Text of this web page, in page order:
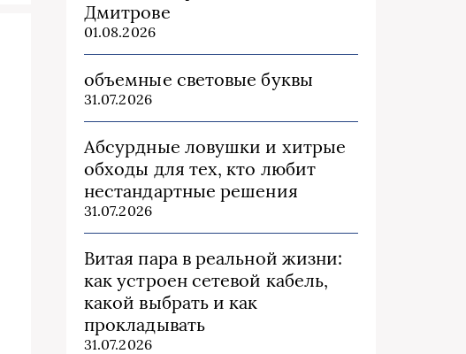
Дмитрове
01.08.2026
объемные световые буквы
31.07.2026
Абсурдные ловушки и хитрые
обходы для тех, кто любит
нестандартные решения
31.07.2026
Витая пара в реальной жизни:
как устроен сетевой кабель,
какой выбрать и как
прокладывать
31.07.2026